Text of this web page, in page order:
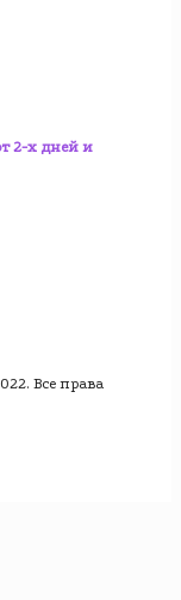
2-х дней и
Все права